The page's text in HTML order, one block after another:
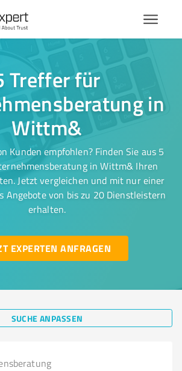
Treffer für
in
Wittm&
Kunden empfohlen? Finden Sie aus 5
in Wittm& Ihren
Jetzt vergleichen und mit nur einer
Angebote von bis zu 20 Dienstleistern
erhalten.
EXPERTEN ANFRAGEN
SUCHE ANPASSEN